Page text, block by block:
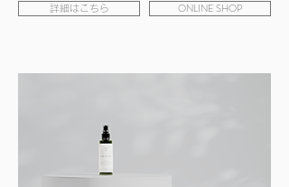
詳細はこちら ONLINE SHOP